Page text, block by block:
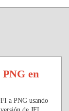
en
a PNG usando